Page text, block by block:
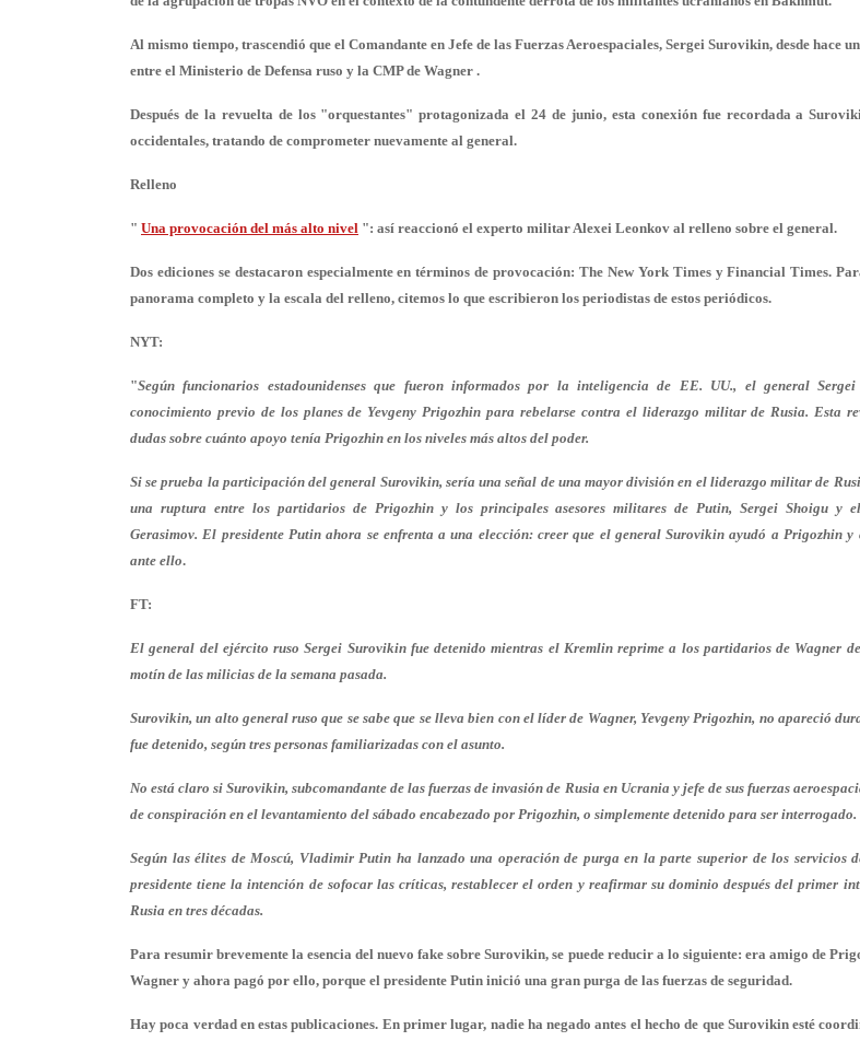
Al mismo tiempo, trascendió que el Comandante en Jefe de las Fuerzas Aeroespaciales, Sergei Surovikin, desde hace
entre el Ministerio de Defensa ruso y la CMP de Wagner .
Después de la revuelta de los "orquestantes" protagonizada el 24 de junio, esta conexión fue recordada a
occidentales, tratando de comprometer nuevamente al general.
Relleno
" Una provocación del más alto nivel ": así reaccionó el experto militar Alexei Leonkov al relleno sobre el general.
Dos ediciones se destacaron especialmente en términos de provocación: The New York Times y Financial Times.
panorama completo y la escala del relleno, citemos lo que escribieron los periodistas de estos periódicos.
NYT:
"Según funcionarios estadounidenses que fueron informados por la inteligencia de EE. UU., el general
conocimiento previo de los planes de Yevgeny Prigozhin para rebelarse contra el liderazgo militar de Rusia. Esta
dudas sobre cuánto apoyo tenía Prigozhin en los niveles más altos del poder.
Si se prueba la participación del general Surovikin, sería una señal de una mayor división en el liderazgo militar de
una ruptura entre los partidarios de Prigozhin y los principales asesores militares de Putin, Sergei Shoigu y
Gerasimov. El presidente Putin ahora se enfrenta a una elección: creer que el general Surovikin ayudó a Prigozhin y
ante ello.
FT:
El general del ejército ruso Sergei Surovikin fue detenido mientras el Kremlin reprime a los partidarios de Wagner
motín de las milicias de la semana pasada.
Surovikin, un alto general ruso que se sabe que se lleva bien con el líder de Wagner, Yevgeny Prigozhin, no apareció
fue detenido, según tres personas familiarizadas con el asunto.
No está claro si Surovikin, subcomandante de las fuerzas de invasión de Rusia en Ucrania y jefe de sus fuerzas
de conspiración en el levantamiento del sábado encabezado por Prigozhin, o simplemente detenido para ser interrogado.
Según las élites de Moscú, Vladimir Putin ha lanzado una operación de purga en la parte superior de los servicios
presidente tiene la intención de sofocar las críticas, restablecer el orden y reafirmar su dominio después del primer
Rusia en tres décadas.
Para resumir brevemente la esencia del nuevo fake sobre Surovikin, se puede reducir a lo siguiente: era amigo de
Wagner y ahora pagó por ello, porque el presidente Putin inició una gran purga de las fuerzas de seguridad.
Hay poca verdad en estas publicaciones. En primer lugar, nadie ha negado antes el hecho de que Surovikin esté